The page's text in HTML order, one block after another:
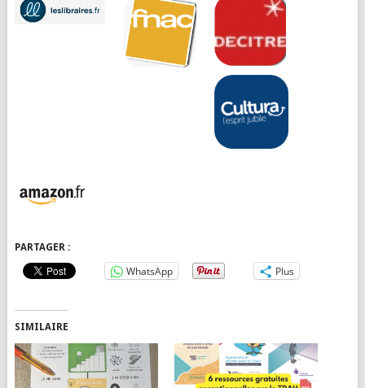
PARTAGER :
WhatsApp Plus
SIMILAIRE